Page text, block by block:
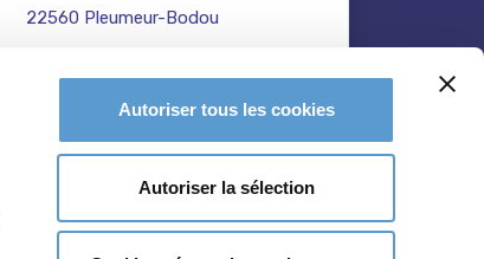
Autoriser tous les cookies
Autoriser la sélection
22560 Pleumeur-Bodou
bretagne.fr
02 96 47 27 64